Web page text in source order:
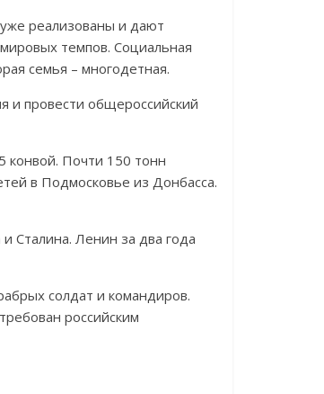
реализованы и дают
темпов. Социальная
семья – многодетная.
и провести общероссийский
конвой. Почти 150 тонн
в Подмосковье из Донбасса.
Сталина. Ленин за два года
солдат и командиров.
российским